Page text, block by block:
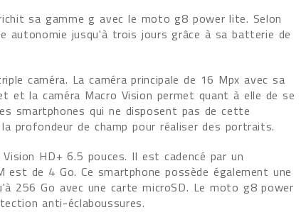
sa gamme g avec le moto g8 power lite. Selon
autonomie jusqu'à trois jours grâce à sa batterie de
caméra. La caméra principale de 16 Mpx avec sa
et la caméra Macro Vision permet quant à elle de se
smartphones qui ne disposent pas de cette
profondeur de champ pour réaliser des portraits.
HD+ 6.5 pouces. Il est cadencé par un
de 4 Go. Ce smartphone possède également une
256 Go avec une carte microSD. Le moto g8 power
anti-éclaboussures.